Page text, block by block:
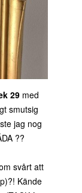
29 med
smutsig
jag nog
??
svårt att
Kände